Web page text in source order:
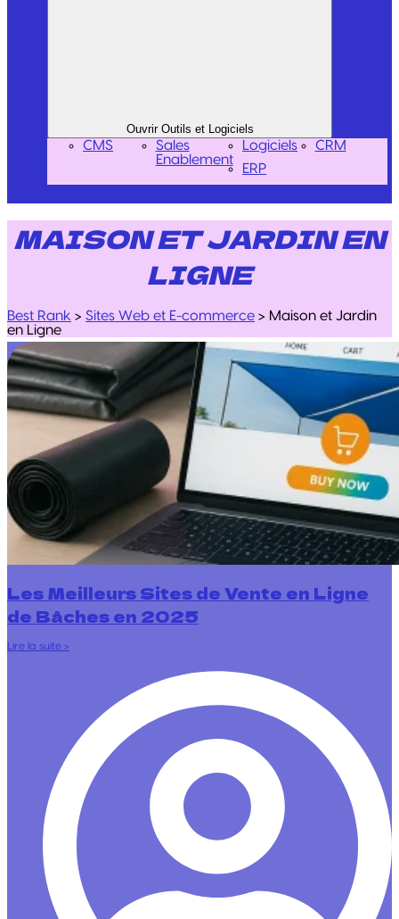
Ouvrir Outils et Logiciels
CMS
Sales
Enablement
Logiciels
CRM
ERP
MAISON ET JARDIN EN
LIGNE
Best Rank > Sites Web et E-commerce > Maison et Jardin
en Ligne
Les Meilleurs Sites de Vente en Ligne
de Bâches en 2025
Lire la suite >